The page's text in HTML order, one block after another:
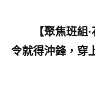
【聚焦班組·
令就得沖鋒，穿